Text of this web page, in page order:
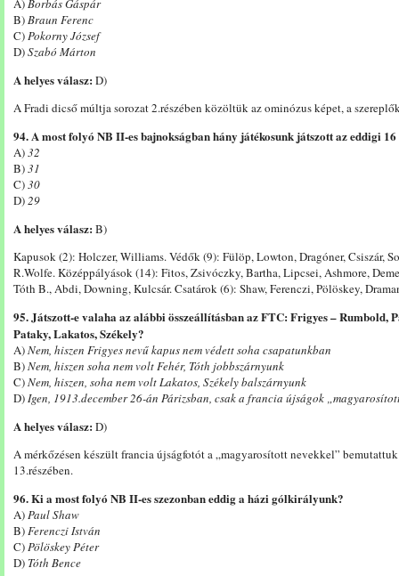
A)Borbás Gáspár
B)Braun Ferenc
C)Pokorny József
D)Szabó Márton
A helyes válasz: D)
A Fradi dicső múltja sorozat 2.részében közöltük az ominózus képet, a
94. A most folyó NB II-es bajnokságban hány játékosunk játszott az eddigi 16
A)32
B)31
C)30
D)29
A helyes válasz: B)
Kapusok (2): Holczer, Williams. Védők (9): Fülöp, Lowton, Dragóner, Csiszár,
R.Wolfe. Középpályások (14): Fitos, Zsivóczky, Bartha, Lipcsei, Ashmore,
Tóth B., Abdi, Downing, Kulcsár. Csatárok (6): Shaw, Ferenczi, Pölöskey,
95. Játszott-e valaha az alábbi összeállításban az FTC: Frigyes – Rumbold,
Pataky, Lakatos, Székely?
A)Nem, hiszen Frigyes nevű kapus nem védett soha csapatunkban
B)Nem, hiszen soha nem volt Fehér, Tóth jobbszárnyunk
C)Nem, hiszen, soha nem volt Lakatos, Székely balszárnyunk
D)Igen, 1913.december 26-án Párizsban, csak a francia újságok
A helyes válasz: D)
A mérkőzésen készült francia újságfotót a „magyarosított nevekkel”
13.részében.
96. Ki a most folyó NB II-es szezonban eddig a házi gólkirályunk?
A)Paul Shaw
B)Ferenczi István
C)Pölöskey Péter
D) Tóth Bence